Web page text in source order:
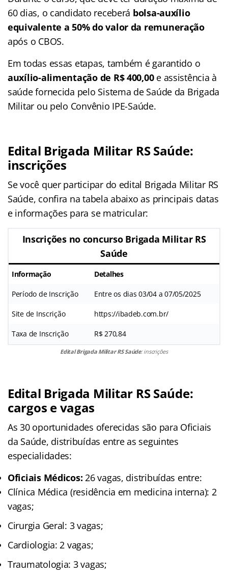
60 dias, o candidato receberá bolsa-auxílio
equivalente a 50% do valor da remuneração
após o CBOS.
Em todas essas etapas, também é garantido o
auxílio-alimentação de R$ 400,00e assistência à
saúde fornecida pelo Sistema de Saúde da Brigada
Militar ou pelo Convênio IPE-Saúde.
Edital Brigada Militar RS Saúde:
inscrições
Se você quer participar do edital Brigada Militar RS
Saúde, confira na tabela abaixo as principais datas
e informações para se matricular:
Inscrições no concurso Brigada Militar RS
Saúde
Informação Detalhes
Período de Inscrição Entre os dias 03/04 a 07/05/2025
Site de Inscrição https://ibadeb.com.br/
Taxa de Inscrição R$ 270,84
Edital Brigada Militar RS Saúde: inscrições
Edital Brigada Militar RS Saúde:
cargos e vagas
As 30 oportunidades oferecidas são para Oficiais
da Saúde, distribuídas entre as seguintes
especialidades:
Oficiais Médicos: 26 vagas, distribuídas entre:
Clínica Médica (residência em medicina interna): 2
vagas;
Cirurgia Geral: 3 vagas;
Cardiologia: 2 vagas;
Traumatologia: 3 vagas;